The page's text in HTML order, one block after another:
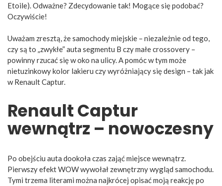
Etoile). Odważne? Zdecydowanie tak! Mogące się podobać?
Oczywiście!
Uważam zresztą, że samochody miejskie – niezależnie od tego,
czy są to „zwykłe” auta segmentu B czy małe crossovery –
powinny rzucać się w oko na ulicy. A pomóc w tym może
nietuzinkowy kolor lakieru czy wyróżniający się design – tak jak
w Renault Captur.
Renault Captur
wewnątrz – nowoczesny
Po obejściu auta dookoła czas zająć miejsce wewnątrz.
Pierwszy efekt WOW wywołał zewnętrzny wygląd samochodu.
Tymi trzema literami można najkrócej opisać moją reakcję po